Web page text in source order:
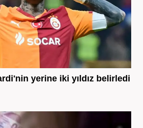
yerine iki yıldız belirledi